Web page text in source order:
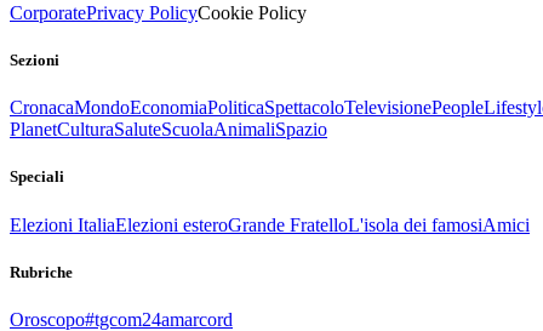
CorporatePrivacy PolicyCookie Policy
Sezioni
CronacaMondoEconomiaPoliticaSpettacoloTelevisionePeople
PlanetCulturaSaluteScuolaAnimaliSpazio
Speciali
Elezioni ItaliaElezioni esteroGrande FratelloL'isola dei famosiAmici
Rubriche
Oroscopo#tgcom24amarcord